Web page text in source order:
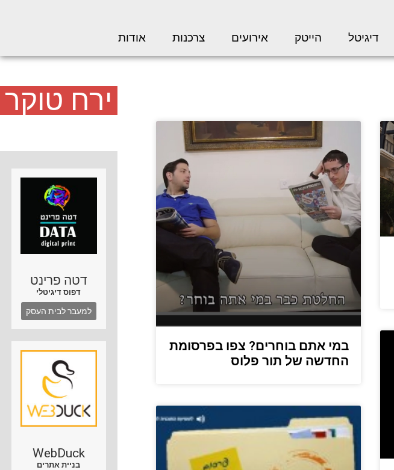
דיגיטל הייטק אירועים צרכנות אודות
במי אתם בוחרים? צפו בפרסומת
החדשה של תור פלוס
ירח טוקר
דטה פרינט
דפוס דיגיטלי
למעבר לבית העסק
WebDuck
בניית אתרים